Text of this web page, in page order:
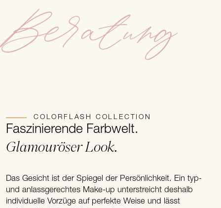
Beratung
COLORFLASH COLLECTION
Faszinierende Farbwelt.
Glamouröser Look.
Das Gesicht ist der Spiegel der Persönlichkeit. Ein typ-
und anlassgerechtes Make-up unterstreicht deshalb
individuelle Vorzüge auf perfekte Weise und lässt